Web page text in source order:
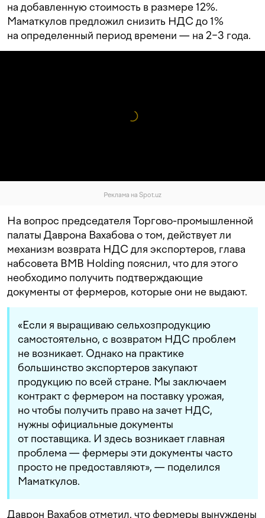
на добавленную стоимость в размере 12%.
Маматкулов предложил снизить НДС до 1%
на определенный период времени — на 2−3 года.
Реклама на Spot.uz
На вопрос председателя Торгово-промышленной
палаты Даврона Вахабова о том, действует ли
механизм возврата НДС для экспортеров, глава
набсовета BMB Holding пояснил, что для этого
необходимо получить подтверждающие
документы от фермеров, которые они не выдают.
«Если я выращиваю сельхозпродукцию
самостоятельно, с возвратом НДС проблем
не возникает. Однако на практике
большинство экспортеров закупают
продукцию по всей стране. Мы заключаем
контракт с фермером на поставку урожая,
но чтобы получить право на зачет НДС,
нужны официальные документы
от поставщика. И здесь возникает главная
проблема — фермеры эти документы часто
просто не предоставляют», — поделился
Маматкулов.
Даврон Вахабов отметил, что фермеры вынуждены